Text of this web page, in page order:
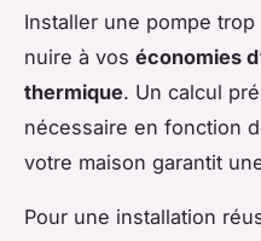
Installer une pompe
nuire à vos économies
thermique. Un calcul
nécessaire en fonction
votre maison garantit
Pour une installation